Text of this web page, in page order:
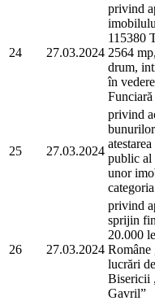
24 27.03.2024
privind
115380
2564
drum,
în
Funciară
25 27.03.2024
privind
public al
unor
26 27.03.2024
privind
sprijin
20.000
Române
lucrări
Bisericii
Gavril”